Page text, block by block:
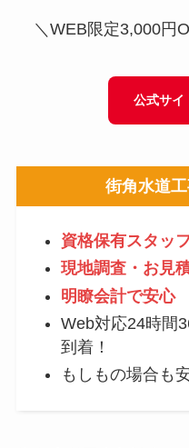
＼WEB限定3,000円
公式サイ
街角水道
資格保有スタッ
現地調査・お見
明瞭会計で安心
Web対応24時間
到着！
もしもの場合も